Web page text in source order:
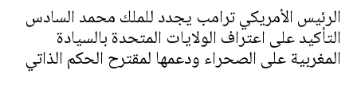
الرئيس الأمريكي ترامب يجدد للملك محمد السادس
التأكيد على اعتراف الولايات المتحدة بالسيادة
المغربية على الصحراء ودعمها لمقترح الحكم الذاتي